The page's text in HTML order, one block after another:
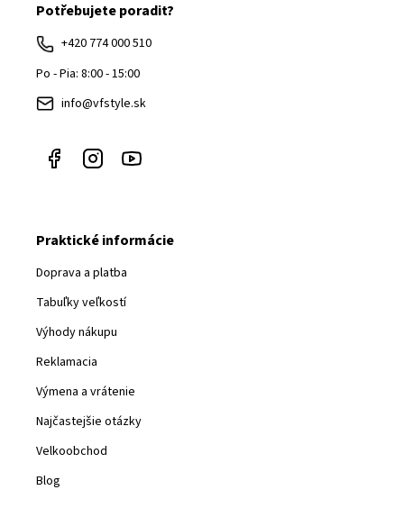
Potřebujete poradit?
+420 774 000 510
Po - Pia: 8:00 - 15:00
info@vfstyle.sk
Praktické informácie
Doprava a platba
Tabuľky veľkostí
Výhody nákupu
Reklamacia
Výmena a vrátenie
Najčastejšie otázky
Velkoobchod
Blog